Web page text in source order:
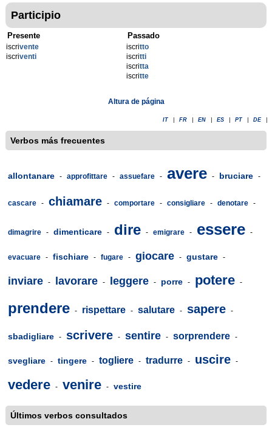
Participio
Presente
iscrivente
iscriventi
Passado
iscritto
iscritti
iscritta
iscritte
Altura de página
IT FR EN ES PT DE
Verbos más frecuentes
allontanare - approfittare - assuefare - avere - bruciare -
cascare - chiamare - comportare - consigliare - denotare -
dimagrire - dimenticare - dire - emigrare - essere -
evacuare - fischiare - fugare - giocare - gustare -
inviare - lavorare - leggere - porre - potere -
prendere - rispettare - salutare - sapere -
sbadigliare - scrivere - sentire - sorprendere -
svegliare - tingere - togliere - tradurre - uscire -
vedere - venire - vestire
Últimos verbos consultados